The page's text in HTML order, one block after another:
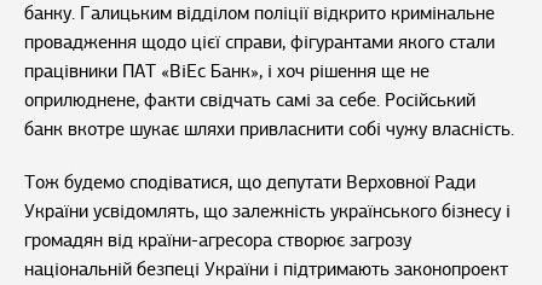
банку. Галицьким відділом поліції відкрито кримінальне
провадження щодо цієї справи, фігурантами якого стали
працівники ПАТ «BiEc Банк», і хоч рішення ще не
оприлюднене, факти свідчать самі за себе. Російський
банк вкотре шукає шляхи привласнити собі чужу власність.
Тож будемо сподіватися, що депутати Верховної Ради
України усвідомлять, що залежність українського бізнесу і
громадян від країни-агресора створює загрозу
національній безпеці України і підтримають законопроект